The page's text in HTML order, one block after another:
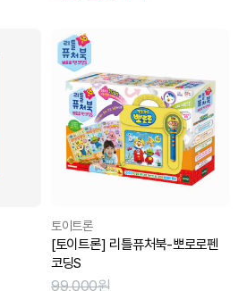
토이트론
[토이트론] 리틀퓨처북-뽀로로펜
코딩S
99,000원